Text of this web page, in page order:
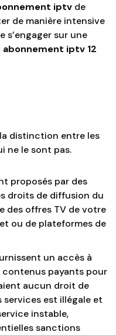
iptv de
de manière intensive
s’engager sur une
abonnement iptv 12
distinction entre les
ne le sont pas.
proposés par des
droits de diffusion du
des offres TV de votre
ou de plateformes de
un accès à
contenus payants pour
aucun droit de
services est illégale et
instable,
sanctions